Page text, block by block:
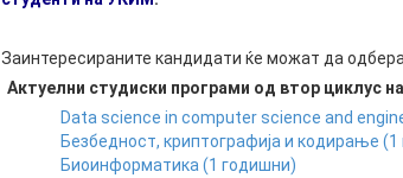
ИЗВЕШТАИ ЗА
ФАКУЛТЕТОТ
ПАРТНЕРСТВА
Заинтересираните кандидати ќе можат да
Актуелни студиски програми од втор циклус
Data science in computer science and
Безбедност, криптографија и кодирање (1
Биоинформатика (1 годишни)